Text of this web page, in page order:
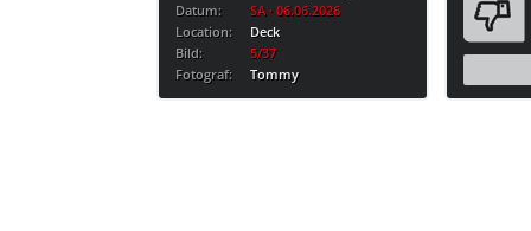
Datum:
SA · 06.06.2026
Location:
Deck
Bild:
5/37
Fotograf:
Tommy